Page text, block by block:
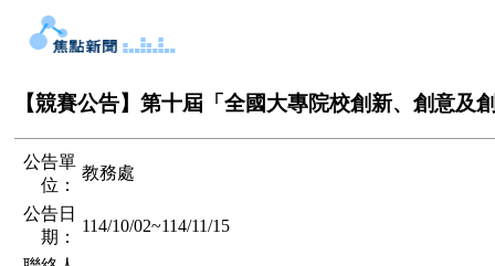
【競賽公告】第十屆「全國大專院校創新、創意及
公告單
位：
教務處
公告日
期：
114/10/02~114/11/15